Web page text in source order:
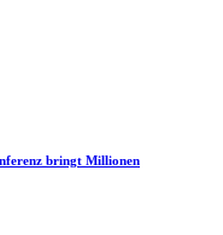
bringt Millionen